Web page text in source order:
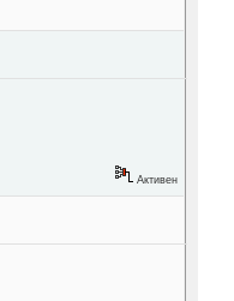
Активен